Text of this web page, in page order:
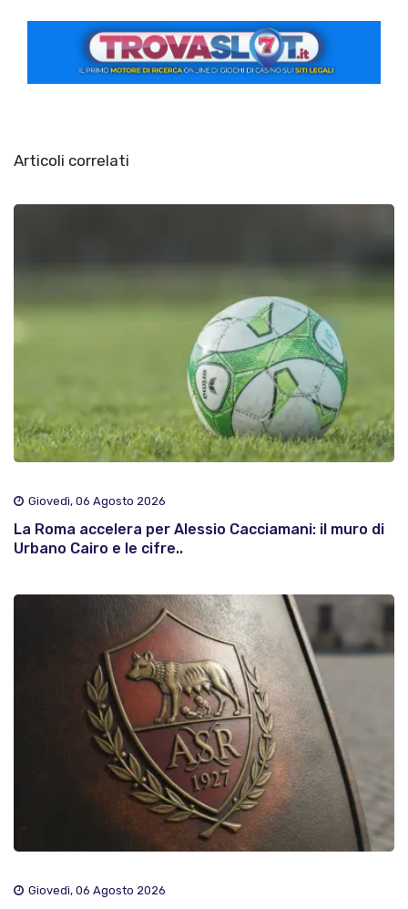
Articoli correlati
Giovedì, 06 Agosto 2026
La Roma accelera per Alessio Cacciamani: il muro di
Urbano Cairo e le cifre..
Giovedì, 06 Agosto 2026